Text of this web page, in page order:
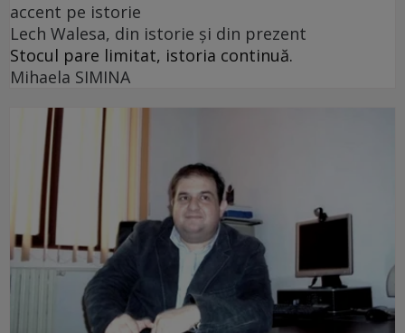
accent pe istorie
Lech Walesa, din istorie și din prezent
Stocul pare limitat, istoria continuă.
Mihaela SIMINA